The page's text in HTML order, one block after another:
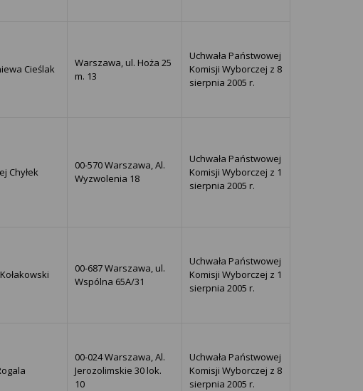
Cieślak
Warszawa, ul. Hoża 25
m. 13
Uchwała Państwowej
Komisji Wyborczej z 8
sierpnia 2005 r.
Chyłek
00-570 Warszawa, Al.
Wyzwolenia 18
Uchwała Państwowej
Komisji Wyborczej z 1
sierpnia 2005 r.
00-687 Warszawa, ul.
Wspólna 65A/31
Uchwała Państwowej
Komisji Wyborczej z 1
sierpnia 2005 r.
00-024 Warszawa, Al.
Jerozolimskie 30 lok.
10
Uchwała Państwowej
Komisji Wyborczej z 8
sierpnia 2005 r.